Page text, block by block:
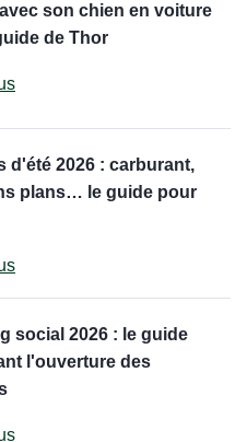
son chien en voiture
de Thor
d'été 2026 : carburant,
plans… le guide pour
social 2026 : le guide
l'ouverture des